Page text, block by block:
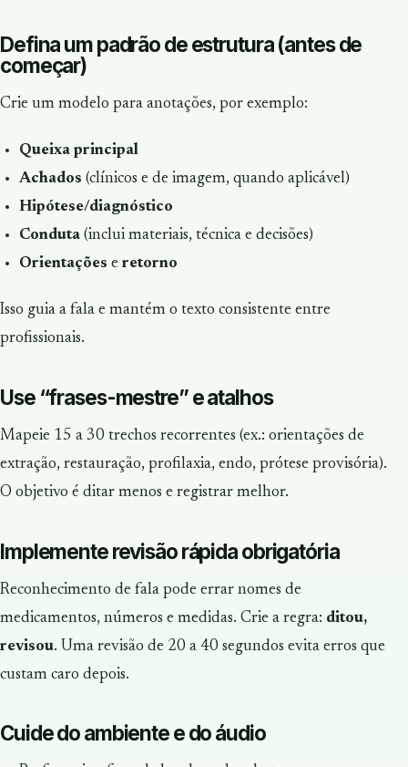
Defina um padrão de estrutura (antes de
começar)
Crie um modelo para anotações, por exemplo:
Queixa principal
Achados (clínicos e de imagem, quando aplicável)
Hipótese/diagnóstico
Conduta(inclui materiais, técnica e decisões)
Orientações e retorno
Isso guia a fala e mantém o texto consistente entre
profissionais.
Use “frases-mestre” e atalhos
Mapeie 15 a 30 trechos recorrentes (ex.: orientações de
extração, restauração, profilaxia, endo, prótese provisória).
O objetivo é ditar menos e registrar melhor.
Implemente revisão rápida obrigatória
Reconhecimento de fala pode errar nomes de
medicamentos, números e medidas. Crie a regra: ditou,
revisou. Uma revisão de 20 a 40 segundos evita erros que
custam caro depois.
Cuide do ambiente e do áudio